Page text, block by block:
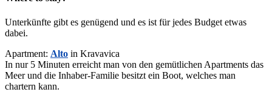
Unterkünfte gibt es genügend und es ist für jedes Budget etwas
dabei.
Apartment: Alto in Kravavica
In nur 5 Minuten erreicht man von den gemütlichen Apartments das
Meer und die Inhaber-Familie besitzt ein Boot, welches man
chartern kann.